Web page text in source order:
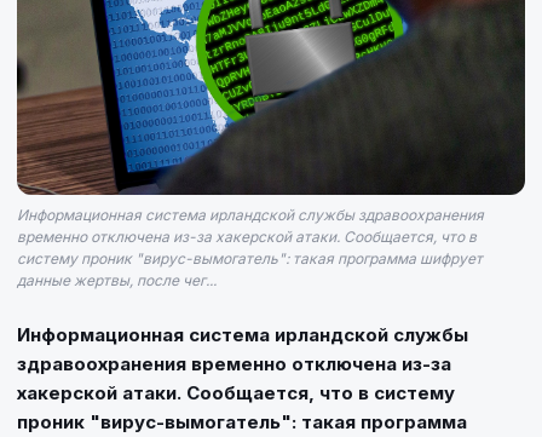
Информационная система ирландской службы здравоохранения
временно отключена из-за хакерской атаки. Сообщается, что в
систему проник "вирус-вымогатель": такая программа шифрует
данные жертвы, после чег...
Информационная система ирландской службы
здравоохранения временно отключена из-за
хакерской атаки. Сообщается, что в систему
проник "вирус-вымогатель": такая программа